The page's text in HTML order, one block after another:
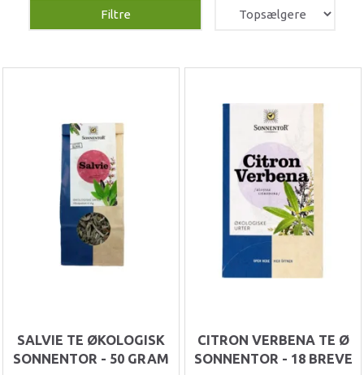
Filtre
SALVIE TE ØKOLOGISK
SONNENTOR - 50 GRAM
CITRON VERBENA TE Ø
SONNENTOR - 18 BREVE